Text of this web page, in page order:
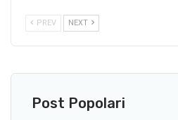
PREV NEXT
Post Popolari